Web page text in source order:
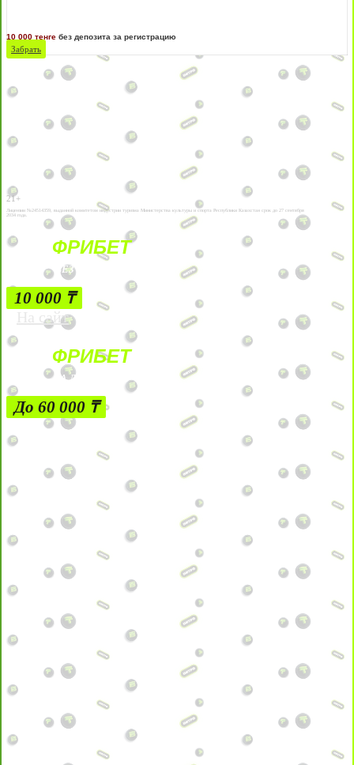
10 000 тенге без депозита за регистрацию
Забрать
21+
Лицензии №24514359, выданной комитетом индустрии туризма Министерства культуры и спорта Республики Казахстан срок до 27 сентября
2034 года.
ФРИБЕТ
БЕЗ УСЛОВИЙ
10 000 ₸
На сайт
ФРИБЕТ
ЗА ДЕПОЗИТЫ
До 60 000 ₸